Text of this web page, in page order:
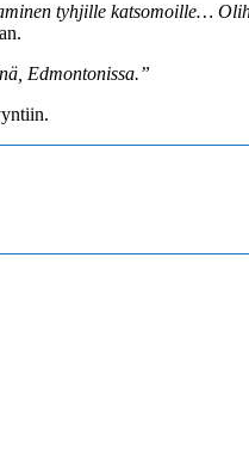
tyhjille katsomoille…
Edmontonissa.”